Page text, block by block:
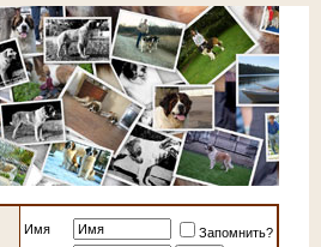
Имя
Запомнить?